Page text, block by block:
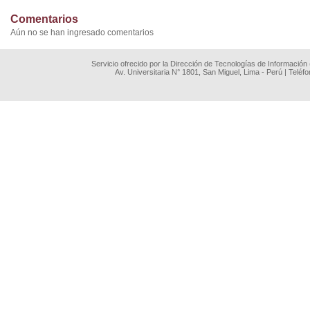
Comentarios
Aún no se han ingresado comentarios
Servicio ofrecido por la Dirección de Tecnologías de
Av. Universitaria N° 1801, San Miguel, Lima - Perú |